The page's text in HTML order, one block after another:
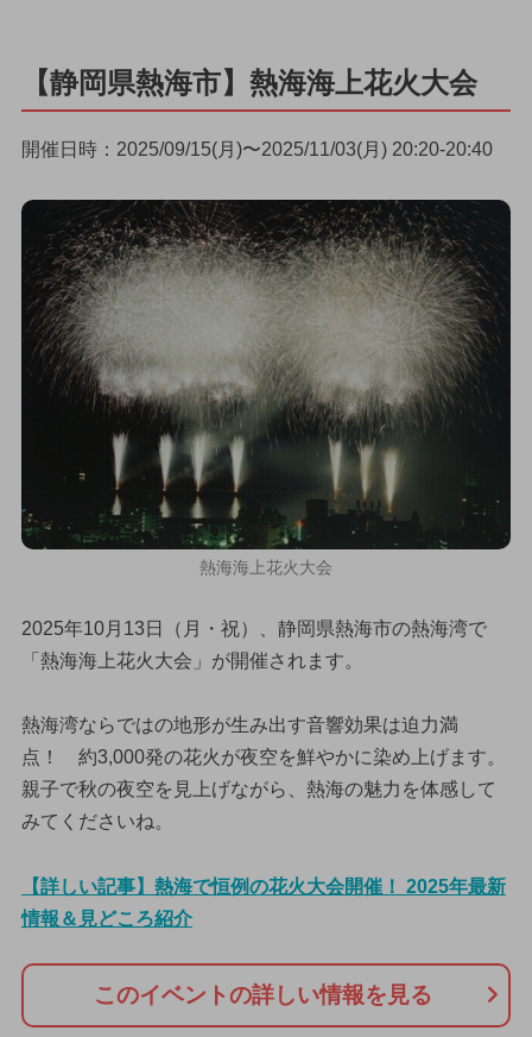
【静岡県熱海市】熱海海上花火大会
開催日時：2025/09/15(月)〜2025/11/03(月) 20:20-20:40
熱海海上花火大会
2025年10月13日（月・祝）、静岡県熱海市の熱海湾で
「熱海海上花火大会」が開催されます。
熱海湾ならではの地形が生み出す音響効果は迫力満
点！ 約3,000発の花火が夜空を鮮やかに染め上げます。
親子で秋の夜空を見上げながら、熱海の魅力を体感して
みてくださいね。
【詳しい記事】熱海で恒例の花火大会開催！ 2025年最新
情報＆見どころ紹介
このイベントの詳しい情報を見る